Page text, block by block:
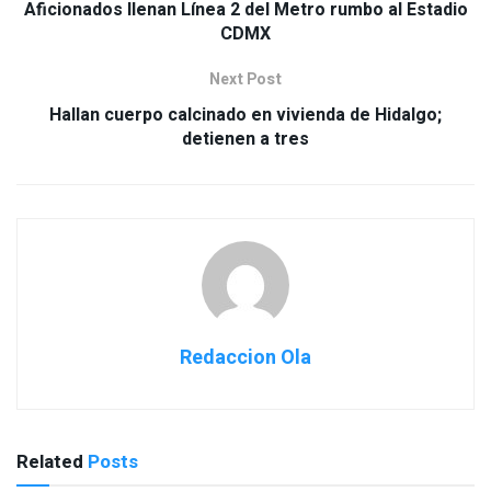
Aficionados llenan Línea 2 del Metro rumbo al Estadio
CDMX
Next Post
Hallan cuerpo calcinado en vivienda de Hidalgo;
detienen a tres
Redaccion Ola
Related Posts